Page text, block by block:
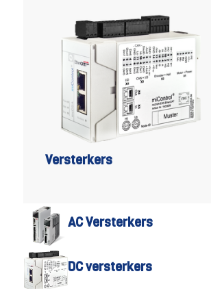
Versterkers
AC Versterkers
DC versterkers